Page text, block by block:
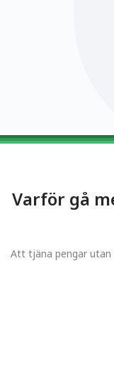
Varför gå
Att tjäna pengar utan